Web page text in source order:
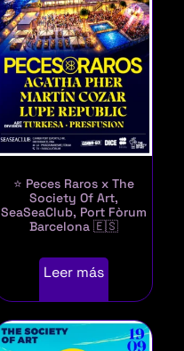
⭐ Peces Raros x The
Society Of Art,
SeaSeaClub, Port Fòrum
Barcelona 🇪🇸
Leer más